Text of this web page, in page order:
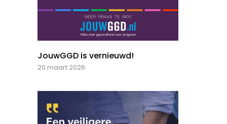
JouwGGD is vernieuwd!
20 maart 2026